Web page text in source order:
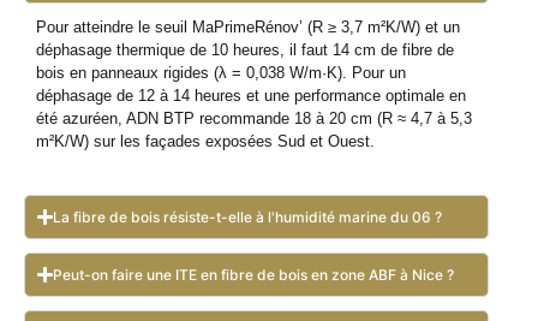
Pour atteindre le seuil MaPrimeRénov’ (R ≥ 3,7 m²K/W) et un
déphasage thermique de 10 heures, il faut 14 cm de fibre de
bois en panneaux rigides (λ = 0,038 W/m·K). Pour un
déphasage de 12 à 14 heures et une performance optimale en
été azuréen, ADN BTP recommande 18 à 20 cm (R ≈ 4,7 à 5,3
m²K/W) sur les façades exposées Sud et Ouest.
La fibre de bois résiste-t-elle à l'humidité marine du 06 ?
Peut-on faire une ITE en fibre de bois en zone ABF à Nice ?